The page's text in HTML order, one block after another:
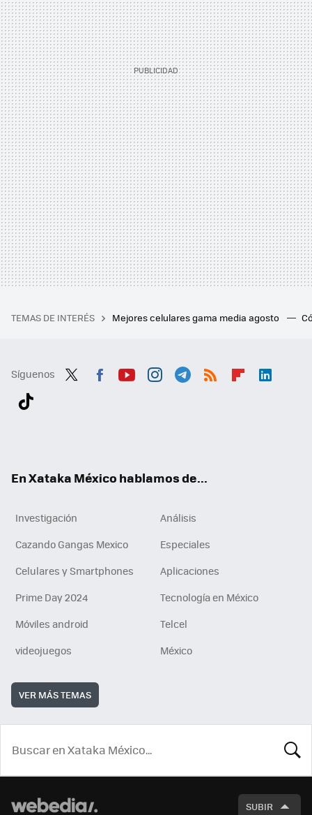
TEMAS DE INTERÉS Mejores celulares gama media agosto
Síguenos
En Xataka México hablamos de...
Investigación
Análisis
Cazando Gangas Mexico
Especiales
Celulares y Smartphones
Aplicaciones
Prime Day 2024
Tecnología en México
Móviles android
Telcel
videojuegos
México
VER MÁS TEMAS
SUBIR